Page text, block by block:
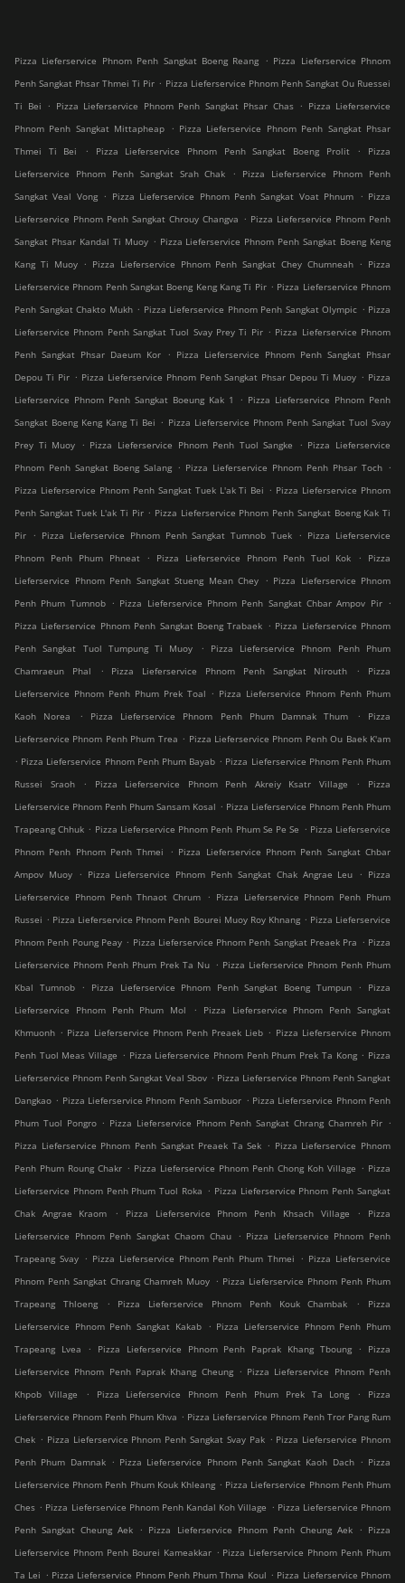
Pizza Lieferservice Phnom Penh Sangkat Boeng Reang . Pizza Lieferservice Phnom
Penh Sangkat Phsar Thmei Ti Pir . Pizza Lieferservice Phnom Penh Sangkat Ou Ruessei
Ti Bei
. Pizza Lieferservice Phnom Penh Sangkat Phsar Chas . Pizza Lieferservice
Phnom Penh Sangkat Mittapheap
. Pizza Lieferservice Phnom Penh Sangkat Phsar
Thmei Ti Bei
. Pizza Lieferservice Phnom Penh Sangkat Boeng Prolit .
Pizza
Lieferservice Phnom Penh Sangkat Srah Chak
.
Pizza Lieferservice Phnom Penh
Sangkat Veal Vong . Pizza Lieferservice Phnom Penh Sangkat Voat Phnum . Pizza
Lieferservice Phnom Penh Sangkat Chrouy Changva . Pizza Lieferservice Phnom Penh
Sangkat Phsar Kandal Ti Muoy . Pizza Lieferservice Phnom Penh Sangkat Boeng Keng
Kang Ti Muoy
. Pizza Lieferservice Phnom Penh Sangkat Chey Chumneah . Pizza
Lieferservice Phnom Penh Sangkat Boeng Keng Kang Ti Pir . Pizza Lieferservice Phnom
Penh Sangkat Chakto Mukh . Pizza Lieferservice Phnom Penh Sangkat Olympic . Pizza
Lieferservice Phnom Penh Sangkat Tuol Svay Prey Ti Pir . Pizza Lieferservice Phnom
Penh Sangkat Phsar Daeum Kor
. Pizza Lieferservice Phnom Penh Sangkat Phsar
Depou Ti Pir . Pizza Lieferservice Phnom Penh Sangkat Phsar Depou Ti Muoy . Pizza
Lieferservice Phnom Penh Sangkat Boeung Kak 1
. Pizza Lieferservice Phnom Penh
Sangkat Boeng Keng Kang Ti Bei . Pizza Lieferservice Phnom Penh Sangkat Tuol Svay
Prey Ti Muoy
. Pizza Lieferservice Phnom Penh Tuol Sangke . Pizza Lieferservice
Phnom Penh Sangkat Boeng Salang . Pizza Lieferservice Phnom Penh Phsar Toch .
Pizza Lieferservice Phnom Penh Sangkat Tuek L'ak Ti Bei . Pizza Lieferservice Phnom
Penh Sangkat Tuek L'ak Ti Pir . Pizza Lieferservice Phnom Penh Sangkat Boeng Kak Ti
Pir
. Pizza Lieferservice Phnom Penh Sangkat Tumnob Tuek . Pizza Lieferservice
Phnom Penh Phum Phneat
. Pizza Lieferservice Phnom Penh Tuol Kok .
Pizza
Lieferservice Phnom Penh Sangkat Stueng Mean Chey
. Pizza Lieferservice Phnom
Penh Phum Tumnob . Pizza Lieferservice Phnom Penh Sangkat Chbar Ampov Pir .
Pizza Lieferservice Phnom Penh Sangkat Boeng Trabaek . Pizza Lieferservice Phnom
Penh Sangkat Tuol Tumpung Ti Muoy
.
Pizza Lieferservice Phnom Penh Phum
Chamraeun Phal
. Pizza Lieferservice Phnom Penh Sangkat Nirouth .
Pizza
Lieferservice Phnom Penh Phum Prek Toal . Pizza Lieferservice Phnom Penh Phum
Kaoh Norea
. Pizza Lieferservice Phnom Penh Phum Damnak Thum .
Pizza
Lieferservice Phnom Penh Phum Trea . Pizza Lieferservice Phnom Penh Ou Baek K'am
. Pizza Lieferservice Phnom Penh Phum Bayab . Pizza Lieferservice Phnom Penh Phum
Russei Sraoh
. Pizza Lieferservice Phnom Penh Akreiy Ksatr Village .
Pizza
Lieferservice Phnom Penh Phum Sansam Kosal . Pizza Lieferservice Phnom Penh Phum
Trapeang Chhuk . Pizza Lieferservice Phnom Penh Phum Se Pe Se . Pizza Lieferservice
Phnom Penh Phnom Penh Thmei
. Pizza Lieferservice Phnom Penh Sangkat Chbar
Ampov Muoy
. Pizza Lieferservice Phnom Penh Sangkat Chak Angrae Leu . Pizza
Lieferservice Phnom Penh Thnaot Chrum
. Pizza Lieferservice Phnom Penh Phum
Russei . Pizza Lieferservice Phnom Penh Bourei Muoy Roy Khnang . Pizza Lieferservice
Phnom Penh Poung Peay . Pizza Lieferservice Phnom Penh Sangkat Preaek Pra . Pizza
Lieferservice Phnom Penh Phum Prek Ta Nu . Pizza Lieferservice Phnom Penh Phum
Kbal Tumnob
. Pizza Lieferservice Phnom Penh Sangkat Boeng Tumpun .
Pizza
Lieferservice Phnom Penh Phum Mol
.
Pizza Lieferservice Phnom Penh Sangkat
Khmuonh . Pizza Lieferservice Phnom Penh Preaek Lieb . Pizza Lieferservice Phnom
Penh Tuol Meas Village . Pizza Lieferservice Phnom Penh Phum Prek Ta Kong . Pizza
Lieferservice Phnom Penh Sangkat Veal Sbov . Pizza Lieferservice Phnom Penh Sangkat
Dangkao . Pizza Lieferservice Phnom Penh Sambuor . Pizza Lieferservice Phnom Penh
Phum Tuol Pongro . Pizza Lieferservice Phnom Penh Sangkat Chrang Chamreh Pir .
Pizza Lieferservice Phnom Penh Sangkat Preaek Ta Sek . Pizza Lieferservice Phnom
Penh Phum Roung Chakr . Pizza Lieferservice Phnom Penh Chong Koh Village . Pizza
Lieferservice Phnom Penh Phum Tuol Roka . Pizza Lieferservice Phnom Penh Sangkat
Chak Angrae Kraom
. Pizza Lieferservice Phnom Penh Khsach Village .
Pizza
Lieferservice Phnom Penh Sangkat Chaom Chau
. Pizza Lieferservice Phnom Penh
Trapeang Svay . Pizza Lieferservice Phnom Penh Phum Thmei . Pizza Lieferservice
Phnom Penh Sangkat Chrang Chamreh Muoy . Pizza Lieferservice Phnom Penh Phum
Trapeang Thloeng
. Pizza Lieferservice Phnom Penh Kouk Chambak .
Pizza
Lieferservice Phnom Penh Sangkat Kakab
. Pizza Lieferservice Phnom Penh Phum
Trapeang Lvea
. Pizza Lieferservice Phnom Penh Paprak Khang Tboung .
Pizza
Lieferservice Phnom Penh Paprak Khang Cheung
. Pizza Lieferservice Phnom Penh
Khpob Village
. Pizza Lieferservice Phnom Penh Phum Prek Ta Long .
Pizza
Lieferservice Phnom Penh Phum Khva . Pizza Lieferservice Phnom Penh Tror Pang Rum
Chek . Pizza Lieferservice Phnom Penh Sangkat Svay Pak . Pizza Lieferservice Phnom
Penh Phum Damnak
. Pizza Lieferservice Phnom Penh Sangkat Kaoh Dach . Pizza
Lieferservice Phnom Penh Phum Kouk Khleang . Pizza Lieferservice Phnom Penh Phum
Ches . Pizza Lieferservice Phnom Penh Kandal Koh Village . Pizza Lieferservice Phnom
Penh Sangkat Cheung Aek
. Pizza Lieferservice Phnom Penh Cheung Aek . Pizza
Lieferservice Phnom Penh Bourei Kameakkar . Pizza Lieferservice Phnom Penh Phum
Ta Lei . Pizza Lieferservice Phnom Penh Phum Thma Koul . Pizza Lieferservice Phnom